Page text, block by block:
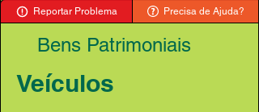
Reportar Problema Precisa de Ajuda?
Bens Patrimoniais
Veículos